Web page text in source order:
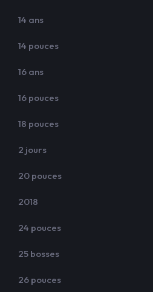
14 ans
14 pouces
16 ans
16 pouces
18 pouces
2 jours
20 pouces
2018
24 pouces
25 bosses
26 pouces